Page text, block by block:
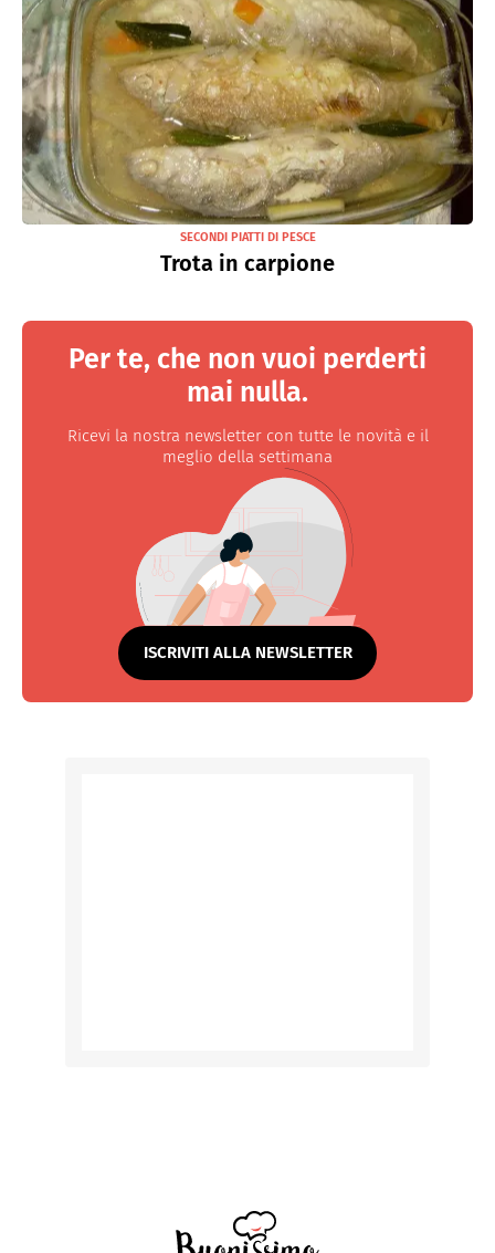
SECONDI PIATTI DI PESCE
Trota in carpione
Per te, che non vuoi perderti
mai nulla.
Ricevi la nostra newsletter con tutte le novità e il
meglio della settimana
ISCRIVITI ALLA NEWSLETTER